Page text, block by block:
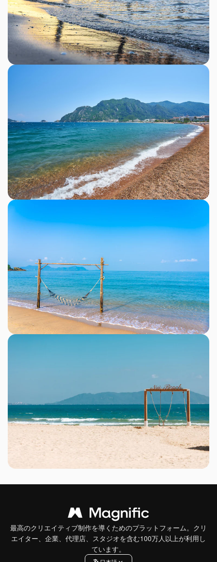
最高のクリエイティブ制作を導くためのプラットフォーム。クリ
エイター、企業、代理店、スタジオを含む100万人以上が利用し
ています。